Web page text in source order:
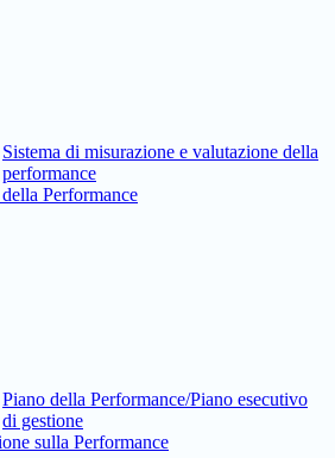
Sistema di misurazione e valutazione della
performance
Performance
Piano della Performance/Piano esecutivo
di gestione
sulla Performance